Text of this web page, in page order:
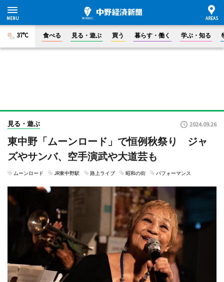
37°C 食べる 見る・遊ぶ 買う 暮らす・働く 学ぶ・知る
見る・遊ぶ 2024.09.26
東中野「ムーンロード」で恒例秋祭り ジャ
ズやサンバ、空手演武や大道芸も
ムーンロード JR東中野駅 路上ライブ 昭和の街 パフォーマンス